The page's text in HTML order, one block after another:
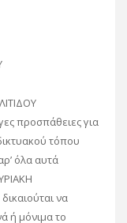
προσπάθειες για
τόπου
όλα αυτά
να
ή μόνιμα το